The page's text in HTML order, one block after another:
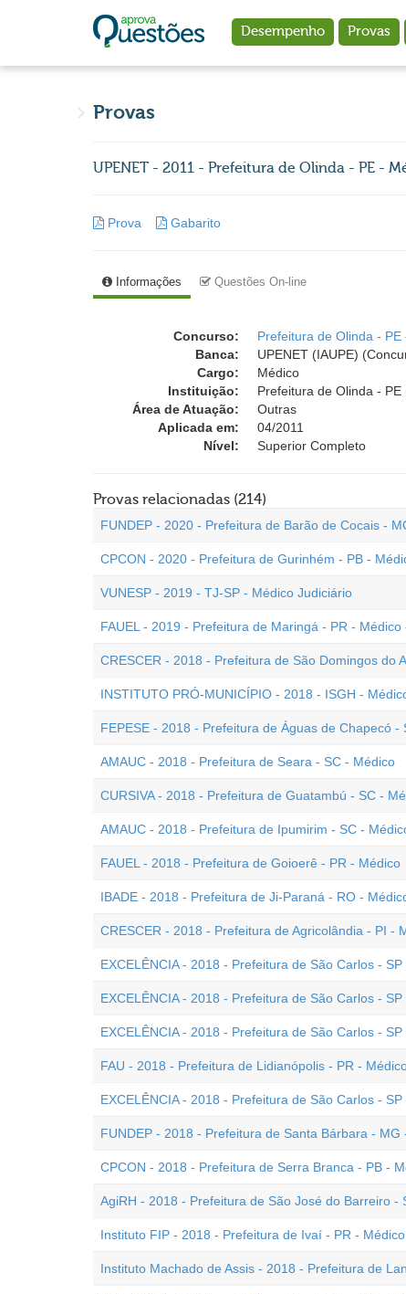
Desempenho Provas
Provas
UPENET - 2011 - Prefeitura de Olinda - PE -
Prova Gabarito
Informações Questões On-line
Concurso:
Prefeitura de Olinda - PE
Banca:
UPENET (IAUPE)
Cargo:
Médico
Instituição:
Prefeitura de Olinda -
Área de Atuação:
Outras
Aplicada em:
04/2011
Nível:
Superior Completo
Provas relacionadas (214)
FUNDEP - 2020 - Prefeitura de Barão de Cocais -
CPCON - 2020 - Prefeitura de Gurinhém - PB -
VUNESP - 2019 - TJ-SP - Médico Judiciário
FAUEL - 2019 - Prefeitura de Maringá - PR -
CRESCER - 2018 - Prefeitura de São Domingos do
INSTITUTO PRÓ-MUNICÍPIO - 2018 - ISGH -
FEPESE - 2018 - Prefeitura de Águas de Chapecó -
AMAUC - 2018 - Prefeitura de Seara - SC - Médico
CURSIVA - 2018 - Prefeitura de Guatambú - SC -
AMAUC - 2018 - Prefeitura de Ipumirim - SC -
FAUEL - 2018 - Prefeitura de Goioerê - PR - Médico
IBADE - 2018 - Prefeitura de Ji-Paraná - RO -
CRESCER - 2018 - Prefeitura de Agricolândia - PI -
EXCELÊNCIA - 2018 - Prefeitura de São Carlos -
EXCELÊNCIA - 2018 - Prefeitura de São Carlos -
EXCELÊNCIA - 2018 - Prefeitura de São Carlos -
FAU - 2018 - Prefeitura de Lidianópolis - PR -
EXCELÊNCIA - 2018 - Prefeitura de São Carlos -
FUNDEP - 2018 - Prefeitura de Santa Bárbara - MG
CPCON - 2018 - Prefeitura de Serra Branca - PB -
AgiRH - 2018 - Prefeitura de São José do Barreiro -
Instituto FIP - 2018 - Prefeitura de Ivaí - PR - Médico
Instituto Machado de Assis - 2018 - Prefeitura de